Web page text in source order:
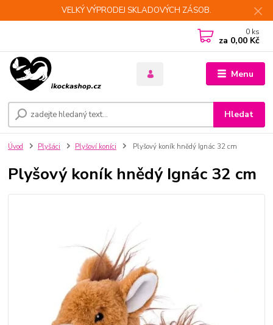
VELKÝ VÝPRODEJ SKLADOVÝCH ZÁSOB.
Menu
Hledat
0 ks
za 0,00 Kč
Úvod Plyšáci Plyšoví koníci Plyšový koník hnědý Ignác 32 cm
Plyšový koník hnědý Ignác 32 cm